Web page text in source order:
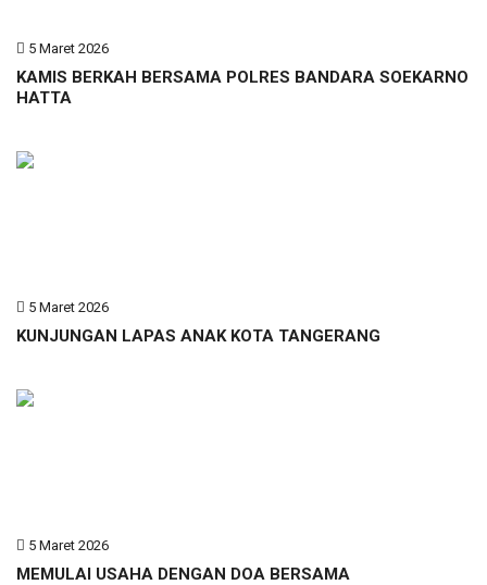
5 Maret 2026
KAMIS BERKAH BERSAMA POLRES BANDARA SOEKARNO
HATTA
5 Maret 2026
KUNJUNGAN LAPAS ANAK KOTA TANGERANG
5 Maret 2026
MEMULAI USAHA DENGAN DOA BERSAMA